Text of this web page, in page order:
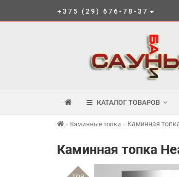
+375 (29) 676-78-37
КАТАЛОГ ТОВАРОВ
Каминные топки Каминная
Каминная топка